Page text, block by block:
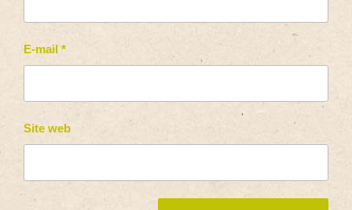
E-mail *
Site web